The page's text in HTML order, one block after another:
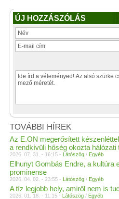
ÚJ HOZZÁSZÓLÁS
TOVÁBBI HÍREK
Az E.ON megerősített
a rendkívüli hőség okozta hálózati
2026. 07. 31. - 16:15 - Látószög / Egyéb
Elhunyt Gombás Endre, a kultúra
prominense
2026. 04. 02. - 23:55 - Látószög / Egyéb
A tíz legjobb hely, amiről nem is
2026. 01. 18. - 11:15 - Látószög / Egyéb